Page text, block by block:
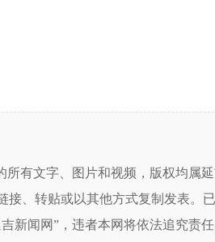
所有文字、图片和视频，版权均属
接、转贴或以其他方式复制发表。
新闻网”，违者本网将依法追究责任